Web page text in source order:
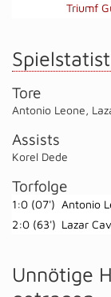
Triumf
Tore
Antonio Leone,
Assists
Korel Dede
Torfolge
1:0 (07') Antonio
2:0 (63') Lazar
Unnötige